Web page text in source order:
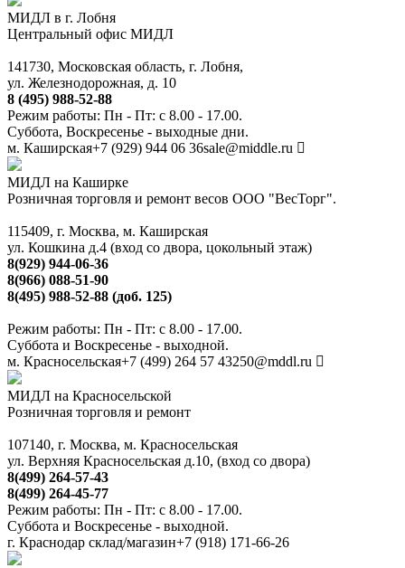
МИДЛ в г. Лобня
Центральный офис МИДЛ
141730, Московская область, г. Лобня,
ул. Железнодорожная, д. 10
8 (495) 988-52-88
Режим работы: Пн - Пт: с 8.00 - 17.00.
Суббота, Воскресенье - выходные дни.
м. Каширская+7 (929) 944 06 36sale@middle.ru
МИДЛ на Каширке
Розничная торговля и ремонт весов ООО "ВесТорг".
115409, г. Москва, м. Каширская
ул. Кошкина д.4 (вход со двора, цокольный этаж)
8(929) 944-06-36
8(966) 088-51-90
8(495) 988-52-88 (доб. 125)
Режим работы: Пн - Пт: с 8.00 - 17.00.
Суббота и Воскресенье - выходной.
м. Красносельская+7 (499) 264 57 43250@mddl.ru
МИДЛ на Красносельской
Розничная торговля и ремонт
107140, г. Москва, м. Красносельская
ул. Верхняя Красносельская д.10, (вход со двора)
8(499) 264-57-43
8(499) 264-45-77
Режим работы: Пн - Пт: с 8.00 - 17.00.
Суббота и Воскресенье - выходной.
г. Краснодар склад/магазин+7 (918) 171-66-26